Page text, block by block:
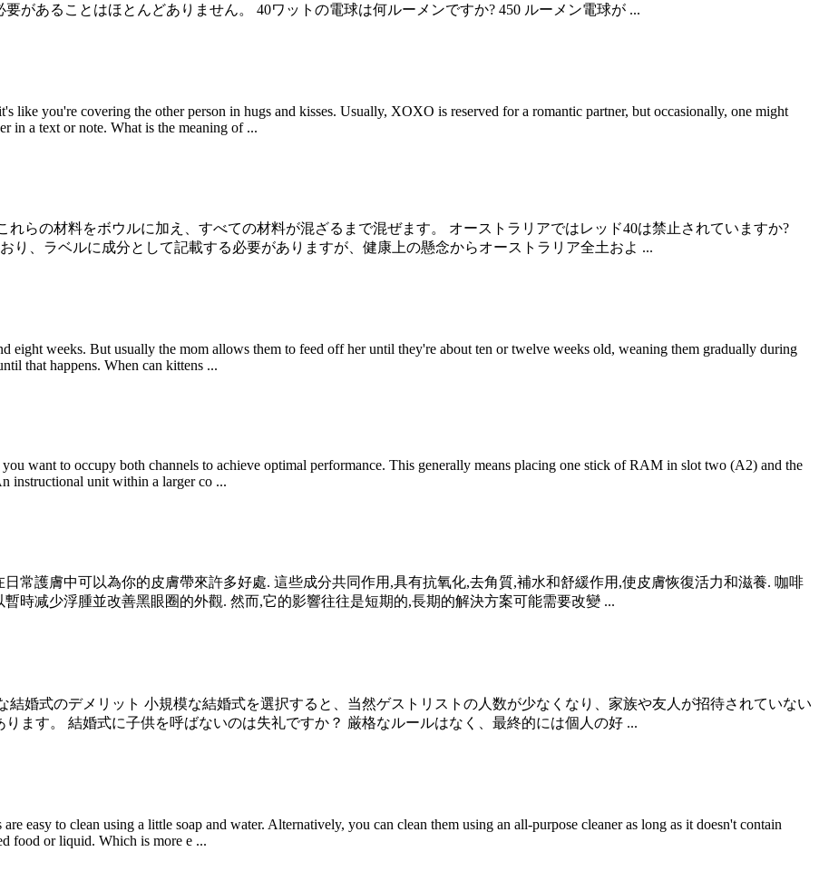
があることはほとんどありません。 40ワットの電球は何ルーメンですか? 450 ルーメン電球が ...
you're covering the other person in hugs and kisses. Usually, XOXO is reserved for a romantic partner, but occasionally, one might
in a text or note. What is the meaning of ...
れらの材料をボウルに加え、すべての材料が混ざるまで混ぜます。 オーストラリアではレッド40は禁止されていますか?
り、ラベルに成分として記載する必要がありますが、健康上の懸念からオーストラリア全土およ ...
eight weeks. But usually the mom allows them to feed off her until they're about ten or twelve weeks old, weaning them gradually during
that happens. When can kittens ...
want to occupy both channels to achieve optimal performance. This generally means placing one stick of RAM in slot two (A2) and the
instructional unit within a larger co ...
常護膚中可以為你的皮膚帶來許多好處. 這些成分共同作用,具有抗氧化,去角質,補水和舒緩作用,使皮膚恢復活力和滋養. 咖啡
時减少浮腫並改善黑眼圈的外觀. 然而,它的影響往往是短期的,長期的解決方案可能需要改變 ...
婚式のデメリット 小規模な結婚式を選択すると、当然ゲストリストの人数が少なくなり、家族や友人が招待されていない
ます。 結婚式に子供を呼ばないのは失礼ですか？ 厳格なルールはなく、最終的には個人の好 ...
easy to clean using a little soap and water. Alternatively, you can clean them using an all-purpose cleaner as long as it doesn't contain
food or liquid. Which is more e ...